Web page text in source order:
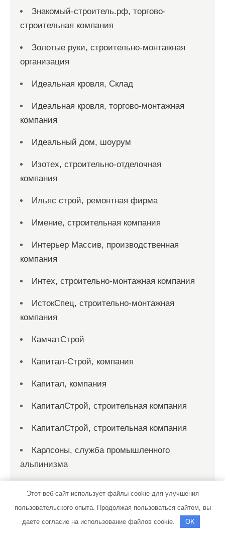
Знакомый-строитель.рф, торгово-
строительная компания
Золотые руки, строительно-монтажная
организация
Идеальная кровля, Склад
Идеальная кровля, торгово-монтажная
компания
Идеальный дом, шоурум
Изотех, строительно-отделочная
компания
Ильяс строй, ремонтная фирма
Имение, строительная компания
Интерьер Массив, производственная
компания
Интех, строительно-монтажная компания
ИстокСпец, строительно-монтажная
компания
КамчатСтрой
Капитал-Строй, компания
Капитал, компания
КапиталСтрой, строительная компания
КапиталСтрой, строительная компания
Карлсоны, служба промышленного
альпинизма
Каскад, компания
Этот веб-сайт использует файлы cookie для улучшения
пользовательского опыта. Продолжая пользоваться сайтом, вы
даете согласие на использование файлов cookie.
OK